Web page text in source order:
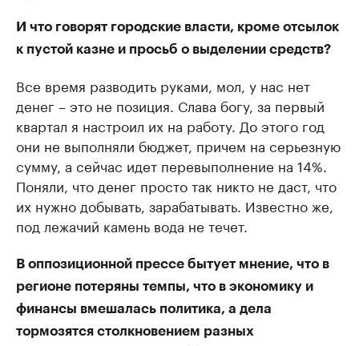
И что говорят городские власти, кроме отсылок
к пустой казне и просьб о выделении средств?
Все время разводить руками, мол, у нас нет
денег – это не позиция. Слава богу, за первый
квартал я настроил их на работу. До этого год
они не выполняли бюджет, причем на серьезную
сумму, а сейчас идет перевыполнение на 14%.
Поняли, что денег просто так никто не даст, что
их нужно добывать, зарабатывать. Известно же,
под лежачий камень вода не течет.
В оппозиционной прессе бытует мнение, что в
регионе потеряны темпы, что в экономику и
финансы вмешалась политика, а дела
тормозятся столкновением разных